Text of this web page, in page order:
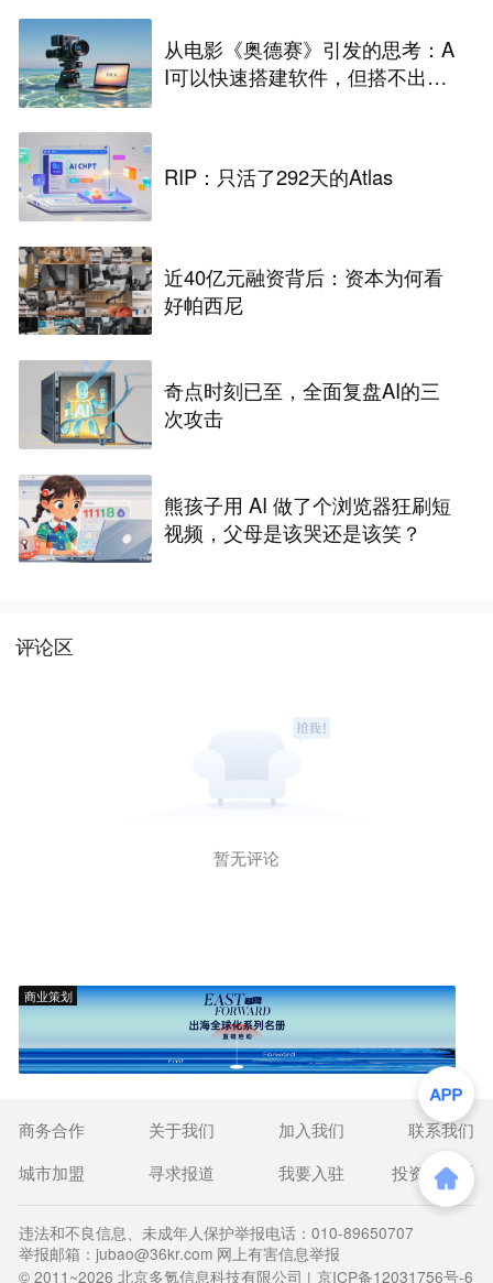
从电影《奥德赛》引发的思考：A
I可以快速搭建软件，但搭不出企
RIP：只活了292天的Atlas
近40亿元融资背后：资本为何看
好帕西尼
奇点时刻已至，全面复盘AI的三
次攻击
熊孩子用 AI 做了个浏览器狂刷短
视频，父母是该哭还是该笑？
评论区
暂无评论
商业策划
商务合作 关于我们 加入我们
联系我们
城市加盟
寻求报道 我要入驻 投资者关系
违法和不良信息、未成年人保护举报电话：010-89650707
举报邮箱：jubao@36kr.com 网上有害信息举报
© 2011~2026 北京多氪信息科技有限公司 | 京ICP备12031756号-6